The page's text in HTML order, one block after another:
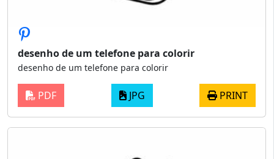
desenho de um telefone para colorir
desenho de um telefone para colorir
PDF JPG PRINT